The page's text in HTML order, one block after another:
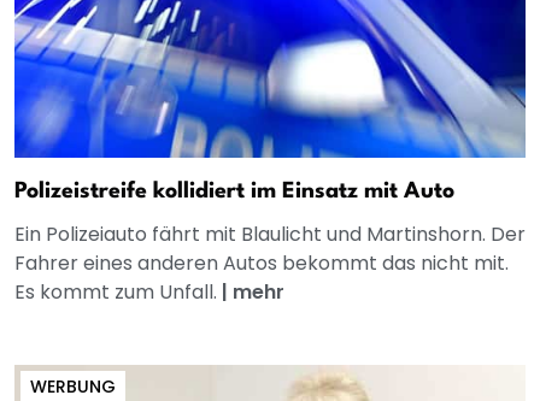
Polizeistreife kollidiert im Einsatz mit Auto
Ein Polizeiauto fährt mit Blaulicht und Martinshorn. Der
Fahrer eines anderen Autos bekommt das nicht mit.
Es kommt zum Unfall. | mehr
WERBUNG